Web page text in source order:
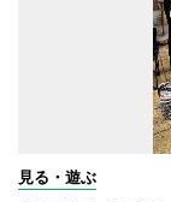
見る・遊ぶ